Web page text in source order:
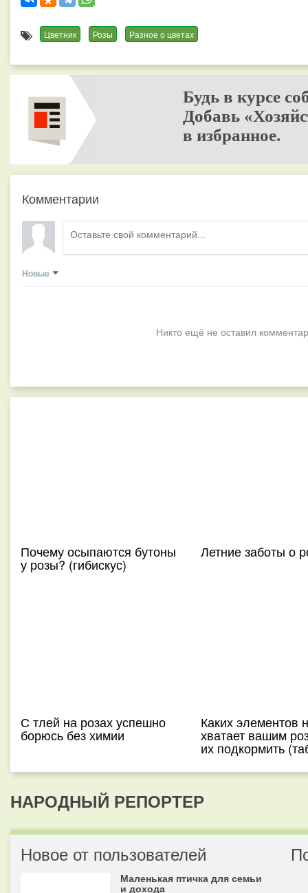
Цветник Розы Разное о цветах
Будь в курсе
Добавь
в избранное.
Комментарии
Новые
Никто ещё не оставил
Почему осыпаются бутоны
у розы? (гибискус)
Летние заботы о
С тлей на розах успешно
борюсь без химии
Каких элементов
хватает вашим
их подкормить
НАРОДНЫЙ РЕПОРТЕР
Новое от пользователей
Маленькая птичка для семьи
и дохода